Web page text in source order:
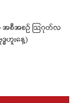
ာ အစီအစဉ် ဩဂုတ်လ
ဓဟူးနေ့)